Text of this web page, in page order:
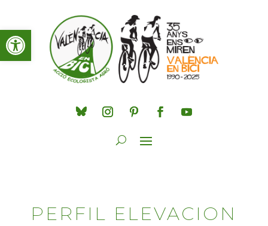
Obre la barra d'eines
PERFIL ELEVACION